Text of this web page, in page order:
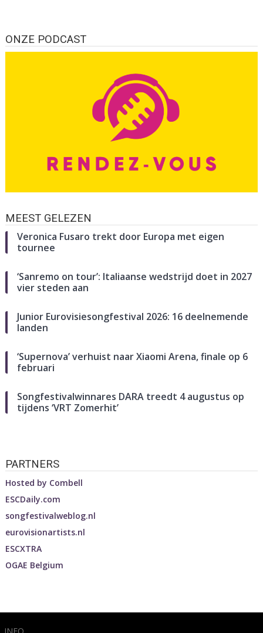
ONZE PODCAST
MEEST GELEZEN
Veronica Fusaro trekt door Europa met eigen
tournee
‘Sanremo on tour’: Italiaanse wedstrijd doet in 2027
vier steden aan
Junior Eurovisiesongfestival 2026: 16 deelnemende
landen
‘Supernova’ verhuist naar Xiaomi Arena, finale op 6
februari
Songfestivalwinnares DARA treedt 4 augustus op
tijdens ‘VRT Zomerhit’
PARTNERS
Hosted by Combell
ESCDaily.com
songfestivalweblog.nl
eurovisionartists.nl
ESCXTRA
OGAE Belgium